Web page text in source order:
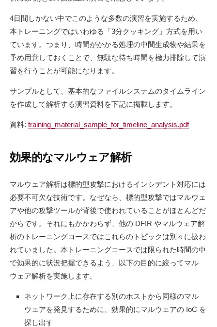
4日間しかない中でこのような多数の演習を実施するため、
本トレーニングではいわゆる「3分クッキング」方式を用い
ています。つまり、時間がかかる処理の中間生成物や結果を
予め用意しておくことで、無駄な待ち時間を極力排除して演
習を行うことが可能になります。
サンプルとして、基本的なファイルシステムのタイムライン
を作成して解析する演習資料を下記に掲載します。
資料: training_material_sample_for_timeline_analysis.pdf
効果的なマルウェア解析
マルウェア解析は標的型攻撃におけるインシデント対応には
必要不可欠な技術です。なぜなら、標的型攻撃ではマルウェ
アや他の攻撃ツールが背後で使われていることがほとんどだ
からです。それにもかかわらず、他の DFIR やマルウェア解
析のトレーニングコースではこれらのトピックは別々に扱わ
れていました。本トレーニングコースでは限られた時間の中
で効果的に状況把握できるよう、以下の目的に絞ってマル
ウェア解析を実施します。
ネットワーク上に存在する別のホストから同様のマル
ウェアを発見するために、効果的にマルウェアの IoC を
探し出す